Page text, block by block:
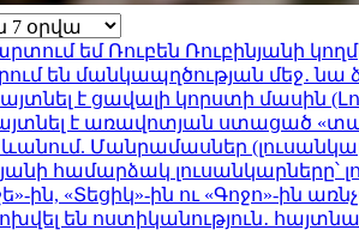
եմ Ռուբեն Ռուբինյանի
են մանկապղծության մեջ․ նա
է ցավալի կորստի մասին
է առավոտյան ստացած
Մանրամասներ
համարձակ լուսանկարները՝
ին, «Տեցիկ»-ին ու «Գոջո»-ին
են ոստիկանություն․